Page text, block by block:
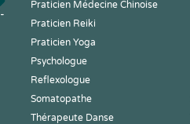
Praticien Médecine Chinoise
Praticien Reiki
Praticien Yoga
Psychologue
Reflexologue
Somatopathe
Thérapeute Danse